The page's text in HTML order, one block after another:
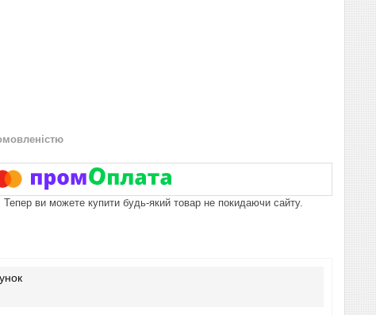
Тепер ви можете купити будь-який товар не покидаючи сайту.